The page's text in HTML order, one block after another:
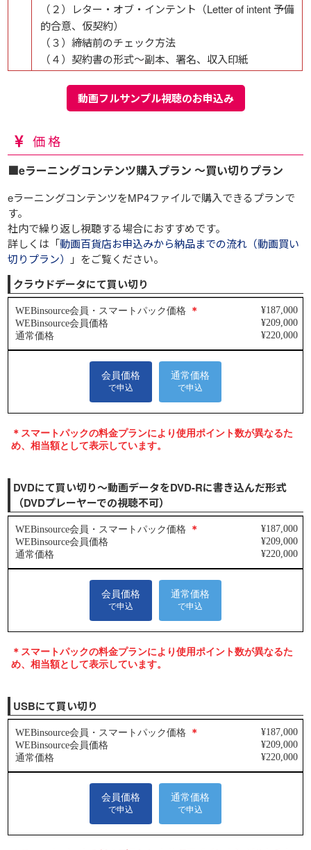
（２）レター・オブ・インテント（Letter of intent 予備
的合意、仮契約）
（３）締結前のチェック方法
（４）契約書の形式～副本、署名、収入印紙
動画フルサンプル視聴のお申込み
価格
■eラーニングコンテンツ購入プラン ～買い切りプラン
eラーニングコンテンツをMP4ファイルで購入できるプランで
す。
社内で繰り返し視聴する場合におすすめです。
詳しくは「動画百貨店お申込みから納品までの流れ（動画買い
切りプラン）
」をご覧ください。
クラウドデータにて買い切り
DVDにて買い切り～動画データをDVD-Rに書き込んだ形式
（DVDプレーヤーでの視聴不可）
USBにて買い切り